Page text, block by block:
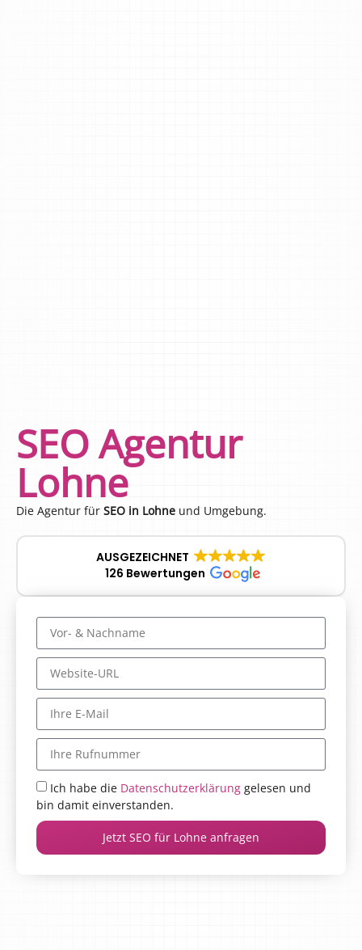
SEO Agentur
Lohne
Die Agentur für SEO in Lohne und Umgebung.
AUSGEZEICHNET
126 Bewertungen
Ich habe die Datenschutzerklärung gelesen und
bin damit einverstanden.
Jetzt SEO für Lohne anfragen